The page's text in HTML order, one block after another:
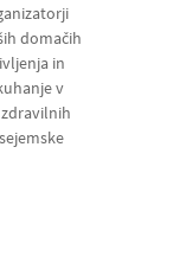
domačih
in
v